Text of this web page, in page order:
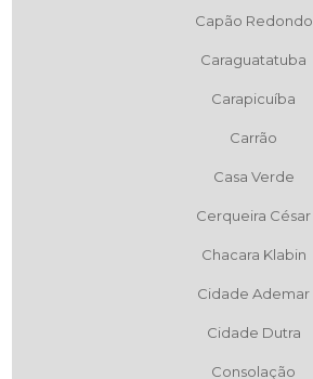
Capão Redondo
Caraguatatuba
Carapicuíba
Carrão
Casa Verde
Cerqueira César
Chacara Klabin
Cidade Ademar
Cidade Dutra
Consolação